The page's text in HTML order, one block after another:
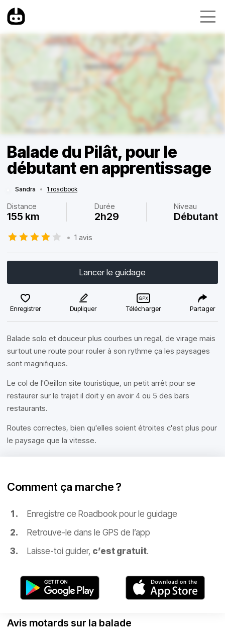
Balade du Pilât, pour le
débutant en apprentissage
Sandra • 1 roadbook
Distance
155 km
Durée
2h29
Niveau
Débutant
• 1 avis
Lancer le guidage
Enregistrer Dupliquer Télécharger Partager
Balade solo et douceur plus courbes un regal, de virage mais
surtout une route pour rouler à son rythme ça les paysages
sont magnifiques.
Le col de l'Oeillon site touristique, un petit arrêt pour se
restaurer sur le trajet il doit y en avoir 4 ou 5 des bars
restaurants.
Routes correctes, bien qu'elles soient étroites c'est plus pour
le paysage que la vitesse.
Comment ça marche ?
Enregistre ce Roadbook pour le guidage
Retrouve-le dans le GPS de l’app
Laisse-toi guider, c’est gratuit.
Avis motards sur la balade